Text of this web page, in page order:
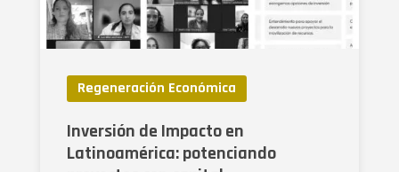
Regeneración Económica
Inversión de Impacto en
Latinoamérica: potenciando